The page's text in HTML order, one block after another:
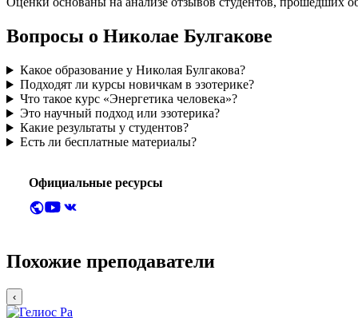
Вопросы о Николае Булгакове
Какое образование у Николая Булгакова?
Подходят ли курсы новичкам в эзотерике?
Что такое курс «Энергетика человека»?
Это научный подход или эзотерика?
Какие результаты у студентов?
Есть ли бесплатные материалы?
Официальные ресурсы
Похожие преподаватели
‹